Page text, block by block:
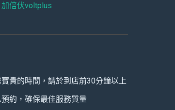
加倍伏voltplus
貴的時間，請於到店前30分鐘以上
約，確保最佳服務質量